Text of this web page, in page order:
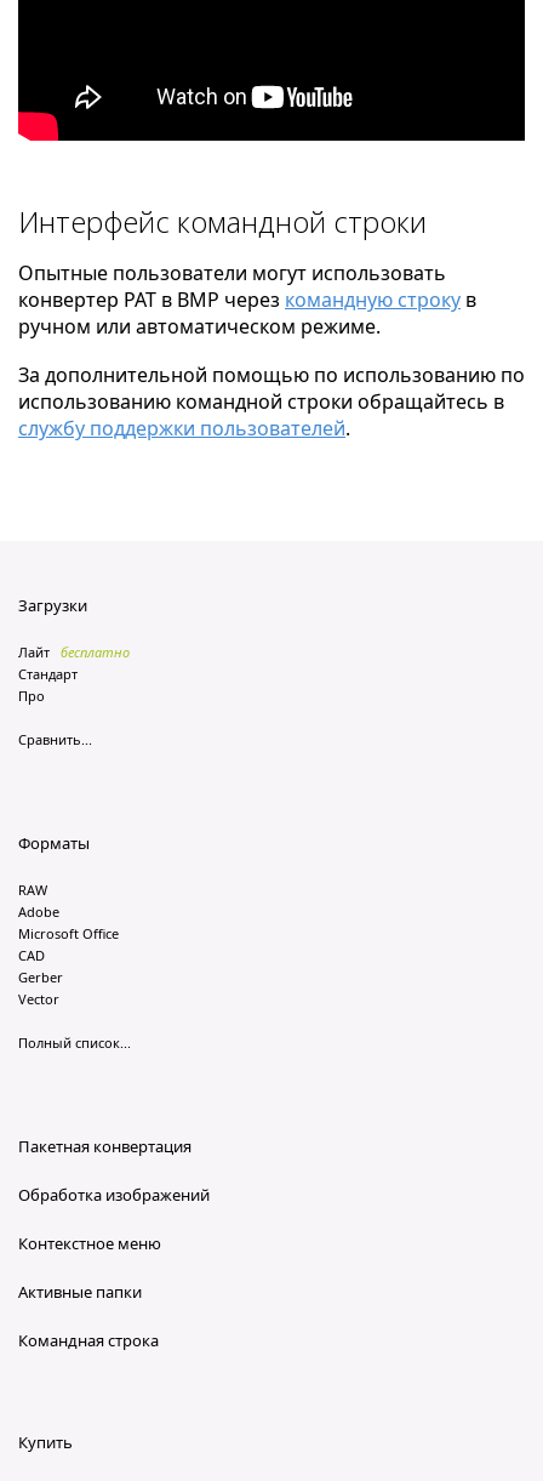
Интерфейс командной строки
Опытные пользователи могут использовать
конвертер PAT в BMP через командную строку в
ручном или автоматическом режиме.
За дополнительной помощью по использованию по
использованию командной строки обращайтесь в
службу поддержки пользователей.
Загрузки
Лайт бесплатно
Стандарт
Про
Сравнить...
Форматы
RAW
Adobe
Microsoft Office
CAD
Gerber
Vector
Полный список...
Пакетная конвертация
Обработка изображений
Контекстное меню
Активные папки
Командная строка
Купить